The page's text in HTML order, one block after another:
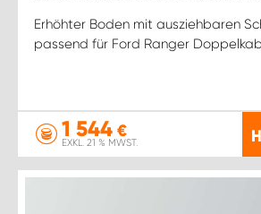
Erhöhter Boden mit ausziehbaren
passend für Ford Ranger
1 544 €
EXKL. 21 % MWST.